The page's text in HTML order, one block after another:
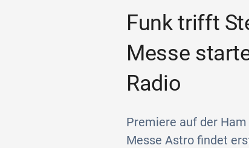
Funk trifft
Messe
Radio
Premiere auf der
Messe Astro findet